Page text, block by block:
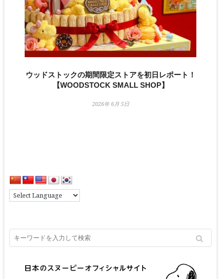
ウッドストックの期間限定ストアを初日レポート！
【WOODSTOCK SMALL SHOP】
2026年 6月 5日